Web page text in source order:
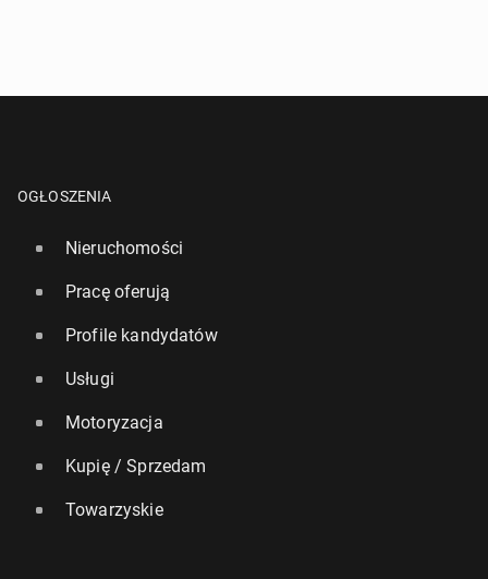
OGŁOSZENIA
Nieruchomości
Pracę oferują
Profile kandydatów
Usługi
Motoryzacja
Kupię / Sprzedam
Towarzyskie